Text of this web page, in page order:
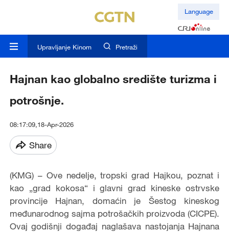
Language
Upravljanje Kinom Pretraži
Hajnan kao globalno središte turizma i
potrošnje.
08:17:09,18-Apr-2026
Share
(KMG) – Ove nedelje, tropski grad Hajkou, poznat i
kao „grad kokosa“ i glavni grad kineske ostrvske
provincije Hajnan, domaćin je Šestog kineskog
međunarodnog sajma potrošačkih proizvoda (CICPE).
Ovaj godišnji događaj naglašava nastojanja Hajnana